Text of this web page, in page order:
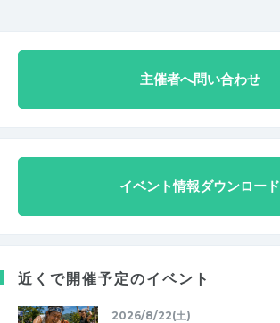
主催者へ問い合わせ
イベント情報ダウンロード
近くで開催予定のイベント
2026/8/22(土)